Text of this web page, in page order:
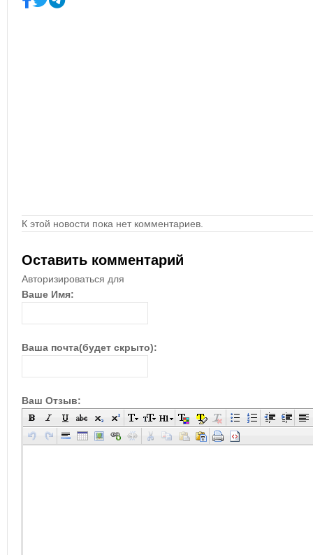
К этой новости пока нет комментариев.
Оставить комментарий
Авторизироваться для
Ваше Имя:
Ваша почта(будет скрыто):
Ваш Отзыв: